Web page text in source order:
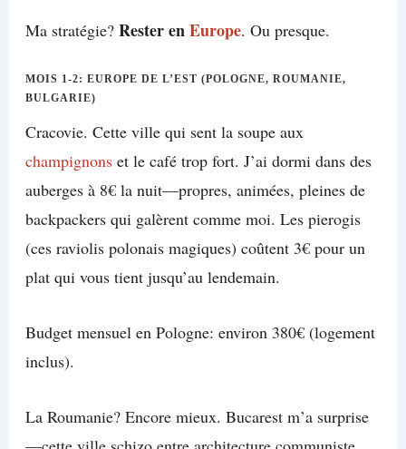
Ma stratégie? Rester enEurope. Ou presque.
MOIS 1-2: EUROPE DE L’EST (POLOGNE, ROUMANIE,
BULGARIE)
Cracovie. Cette ville qui sent la soupe aux
champignonset le café trop fort. J’ai dormi dans des
auberges à 8€ la nuit—propres, animées, pleines de
backpackers qui galèrent comme moi. Les pierogis
(ces raviolis polonais magiques) coûtent 3€ pour un
plat qui vous tient jusqu’au lendemain.
Budget mensuel en Pologne: environ 380€ (logement
inclus).
La Roumanie? Encore mieux. Bucarest m’a surprise